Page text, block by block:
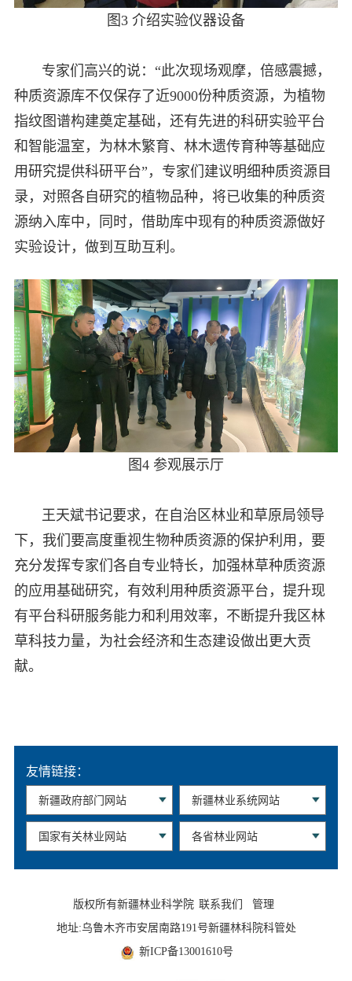
图3 介绍实验仪器设备
专家们高兴的说：“此次现场观摩，倍感震撼，
种质资源库不仅保存了近9000份种质资源，为植物
指纹图谱构建奠定基础，还有先进的科研实验平台
和智能温室，为林木繁育、林木遗传育种等基础应
用研究提供科研平台”，专家们建议明细种质资源目
录，对照各自研究的植物品种，将已收集的种质资
源纳入库中，同时，借助库中现有的种质资源做好
实验设计，做到互助互利。
图4 参观展示厅
王天斌书记要求，在自治区林业和草原局领导
下，我们要高度重视生物种质资源的保护利用，要
充分发挥专家们各自专业特长，加强林草种质资源
的应用基础研究，有效利用种质资源平台，提升现
有平台科研服务能力和利用效率，不断提升我区林
草科技力量，为社会经济和生态建设做出更大贡
献。
友情链接：
版权所有新疆林业科学院 联系我们
管理
地址:乌鲁木齐市安居南路191号新疆林科院科管处
新ICP备13001610号